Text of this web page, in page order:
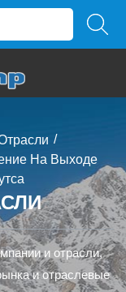
/
На Выходе
и отрасли,
и отраслевые